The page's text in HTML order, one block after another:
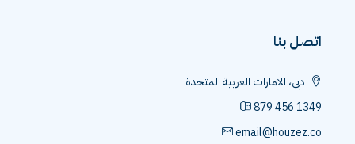
اتصل بنا
دبى، الامارات العربية المتحدة
879 456 1349
email@houzez.co